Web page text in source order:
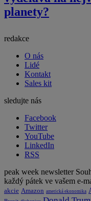
planety?
redakce
O nás
Lidé
Kontakt
Sales kit
sledujte nás
Facebook
Twitter
YouTube
LinkedIn
RSS
peak week newsletter
každý pátek ve vašem e-
akcie Amazon americká ekonomika